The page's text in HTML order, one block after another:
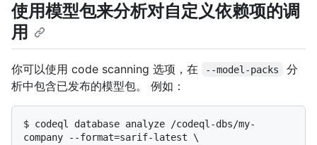
使用模型包来分析对自定义依赖项的调
用
你可以使用 code scanning 选项，在 --model-packs
分
析中包含已发布的模型包。 例如：
$ codeql database analyze /codeql-dbs/my-
company --format=sarif-latest \